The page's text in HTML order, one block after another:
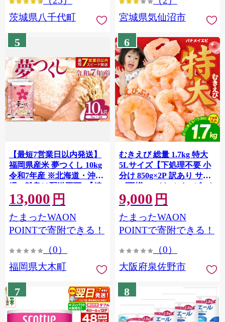
茨城県八千代町
宮城県気仙沼市
5
【最短7営業日以内発送】
福岡県産米 夢つくし 10kg
令和7年産 ※北海道・沖
縄・離島は配送不可 |【精
米 単一米 単一原料米 7年
産 国産 お米 ブランド米
5kg × 2 ゆめつくし】
CY009_01
13,000 円
たまったWAON
POINTで寄附できる！
（0）
福岡県大木町
6
むきえび 総量 1.7kg 特大
5Lサイズ【下処理不要 小
分け 850g×2P 訳あり サイ
ズ不揃い バナメイエビ バ
ラ凍結】 G4142
9,000 円
たまったWAON
POINTで寄附できる！
（0）
大阪府泉佐野市
7 8